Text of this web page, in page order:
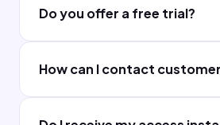
Do you offer a free trial?
How can I contact